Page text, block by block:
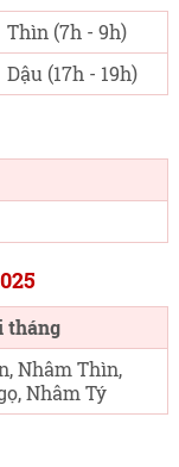
Thìn (7h - 9h)
Dậu (17h - 19h)
tháng
Nhâm Thìn,
Nhâm Tý